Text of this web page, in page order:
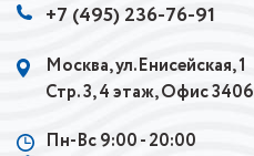
+7 (495) 236-76-91
Москва, ул.Енисейская, 1
Стр. 3, 4 этаж, Офис 3406
Пн-Вс 9:00 - 20:00